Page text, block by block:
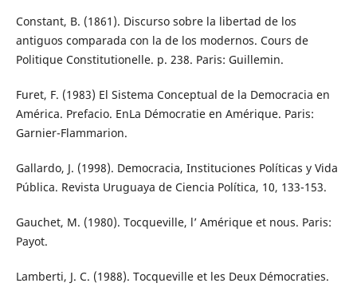
Constant, B. (1861). Discurso sobre la libertad de los
antiguos comparada con la de los modernos. Cours de
Politique Constitutionelle. p. 238. Paris: Guillemin.
Furet, F. (1983) El Sistema Conceptual de la Democracia en
América. Prefacio. EnLa Démocratie en Amérique. Paris:
Garnier-Flammarion.
Gallardo, J. (1998). Democracia, Instituciones Políticas y Vida
Pública. Revista Uruguaya de Ciencia Política, 10, 133-153.
Gauchet, M. (1980). Tocqueville, l’ Amérique et nous. Paris:
Payot.
Lamberti, J. C. (1988). Tocqueville et les Deux Démocraties.